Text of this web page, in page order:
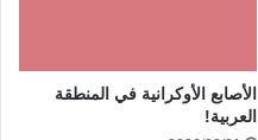
الأصابع الأوكرانية في المنطقة
العربية!